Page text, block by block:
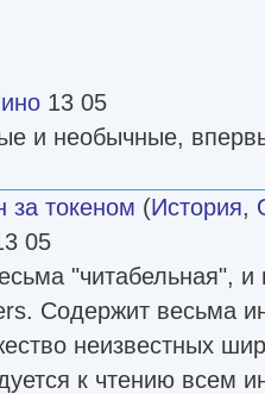
13 05
и необычные,
за токеном (История,
05
"читабельная", и
Содержит весьма
неизвестных
к чтению всем